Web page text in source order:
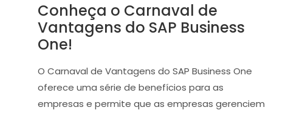
Conheça o Carnaval de
Vantagens do SAP Business
One!
O Carnaval de Vantagens do SAP Business One
oferece uma série de benefícios para as
empresas e permite que as empresas gerenciem